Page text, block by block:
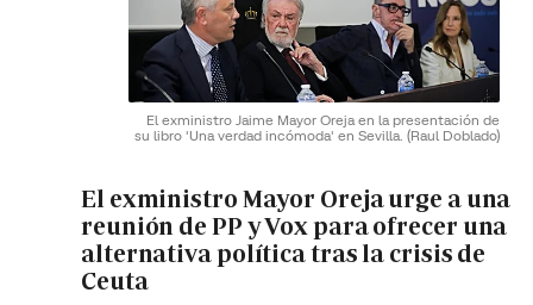
El exministro Jaime Mayor Oreja en la presentación de
su libro 'Una verdad incómoda' en Sevilla. (Raul Doblado)
El exministro Mayor Oreja urge a una
reunión de PP y Vox para ofrecer una
alternativa política tras la crisis de
Ceuta